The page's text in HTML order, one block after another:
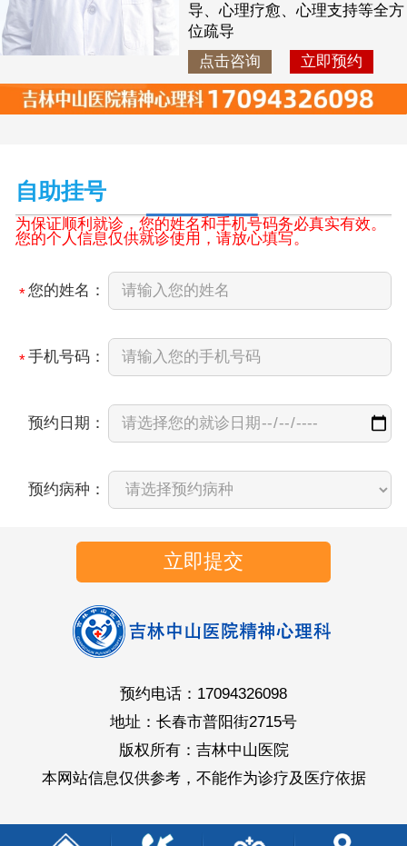
导、心理疗愈、心理支持等全方
位疏导
点击咨询
立即预约
自助挂号
为保证顺利就诊，您的姓名和手机号码务必真实有效。
您的个人信息仅供就诊使用，请放心填写。
*您的姓名：
*手机号码：
预约日期：
预约病种：
立即提交
预约电话：17094326098
地址：长春市普阳街2715号
版权所有：吉林中山医院
本网站信息仅供参考，不能作为诊疗及医疗依据